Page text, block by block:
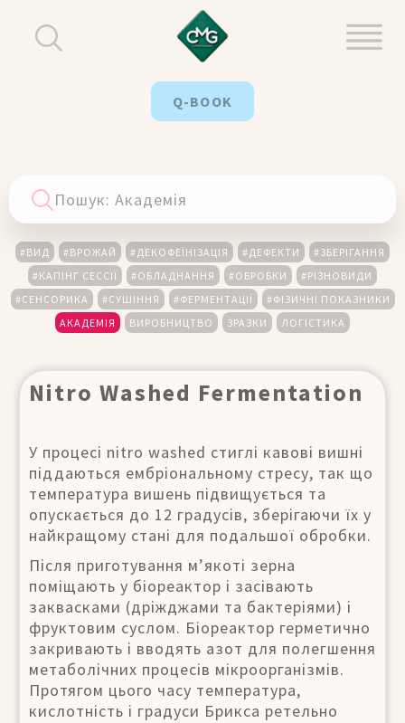
Q-BOOK
#ВИД #ВРОЖАЙ #ДЕКОФЕЇНІЗАЦІЯ #ДЕФЕКТИ
#ЗБЕРІГАННЯ
#КАПІНГ СЕССІЇ
#ОБЛАДНАННЯ #ОБРОБКИ
#РІЗНОВИДИ
#СЕНСОРИКА
#СУШІННЯ #ФЕРМЕНТАЦІЇ
#ФІЗИЧНІ ПОКАЗНИКИ
АКАДЕМІЯ
ВИРОБНИЦТВО ЗРАЗКИ ЛОГІСТИКА
Nitro Washed Fermentation
У процесі nitro washed стиглі кавові вишні
піддаються ембріональному стресу, так що
температура вишень підвищується та
опускається до 12 градусів, зберігаючи їх у
найкращому стані для подальшої обробки.
Після приготування м’якоті зерна
поміщають у біореактор і засівають
заквасками (дріжджами та бактеріями) і
фруктовим суслом. Біореактор герметично
закривають і вводять азот для полегшення
метаболічних процесів мікроорганізмів.
Протягом цього часу температура,
кислотність і градуси Брикса ретельно